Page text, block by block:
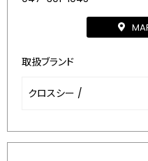
取扱ブランド
クロスシー /